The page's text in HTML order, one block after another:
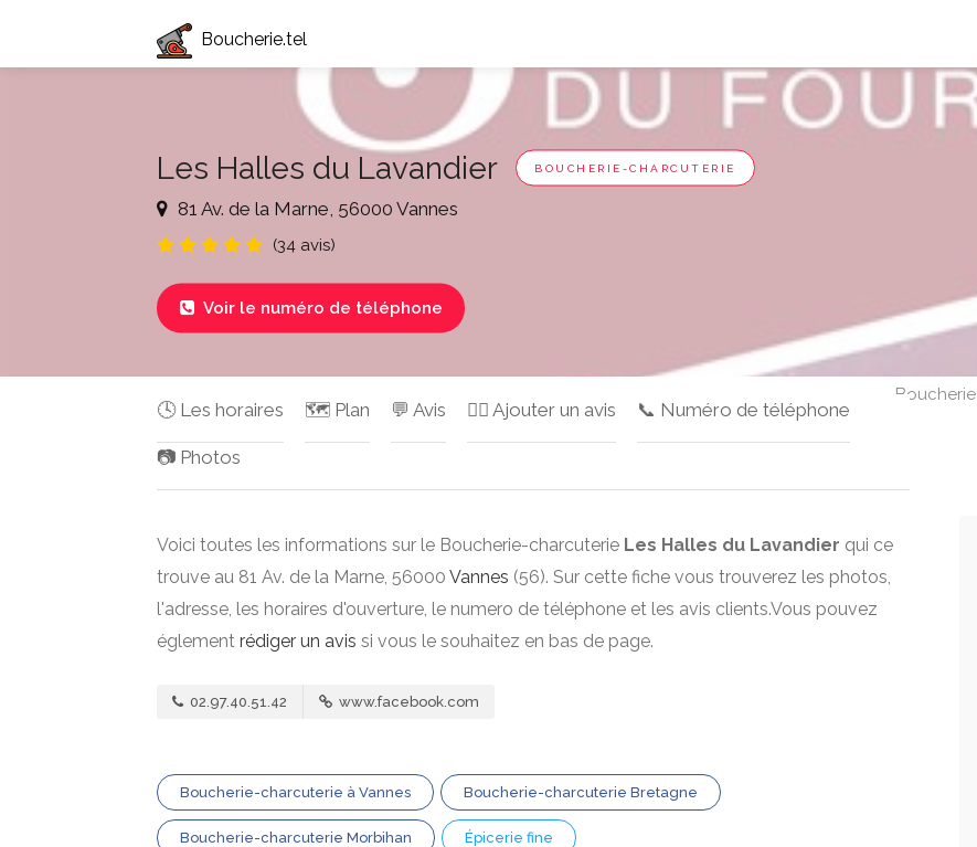
Boucherie.tel
Les Halles du Lavandier BOUCHERIE-CHARCUTERIE
81 Av. de la Marne, 56000 Vannes
(34 avis)
 Voir le numéro de téléphone
Boucherie
🕓 Les horaires 🗺️ Plan 💬 Avis ✍🏻 Ajouter un avis 📞 Numéro de téléphone
📷 Photos
Voici toutes les informations sur le Boucherie-charcuterie Les Halles du Lavandier qui ce
trouve au 81 Av. de la Marne, 56000 Vannes (56). Sur cette fiche vous trouverez les photos,
l'adresse, les horaires d'ouverture, le numero de téléphone et les avis clients.Vous pouvez
églement rédiger un avis si vous le souhaitez en bas de page.
02.97.40.51.42 www.facebook.com
Boucherie-charcuterie à Vannes Boucherie-charcuterie Bretagne
Boucherie-charcuterie Morbihan Épicerie fine